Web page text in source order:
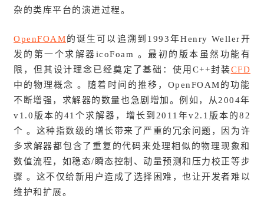
杂的类库平台的演进过程。
OpenFOAM的诞生可以追溯到1993年Henry Weller开
发的第一个求解器icoFoam 。最初的版本虽然功能有
限，但其设计理念已经奠定了基础：使用C++封装CFD
中的物理概念 。随着时间的推移，OpenFOAM的功能
不断增强，求解器的数量也急剧增加。例如，从2004年
v1.0版本的41个求解器，增长到2011年v2.1版本的82
个 。这种指数级的增长带来了严重的冗余问题，因为许
多求解器都包含了重复的代码来处理相似的物理现象和
数值流程，如稳态/瞬态控制、动量预测和压力校正等步
骤 。这不仅给新用户造成了选择困难，也让开发者难以
维护和扩展。